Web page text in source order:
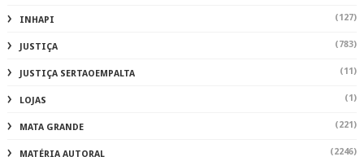
INHAPI (127)
JUSTIÇA (783)
JUSTIÇA SERTAOEMPALTA (11)
LOJAS (1)
MATA GRANDE (221)
MATÉRIA AUTORAL (2246)